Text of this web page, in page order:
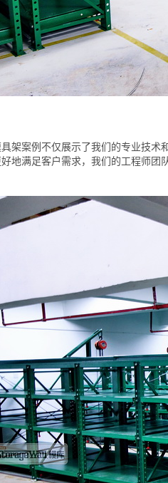
架案例不仅展示了我们的专业技
地满足客户需求，我们的工程师